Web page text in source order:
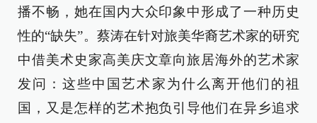
播不畅，她在国内大众印象中形成了一种历史
性的“缺失”。蔡涛在针对旅美华裔艺术家的研究
中借美术史家高美庆文章向旅居海外的艺术家
发问：这些中国艺术家为什么离开他们的祖
国，又是怎样的艺术抱负引导他们在异乡追求